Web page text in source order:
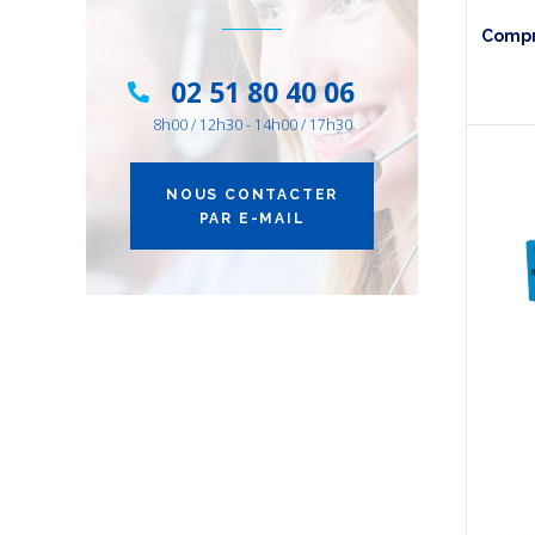
02 51 80 40 06
8h00 / 12h30 - 14h00 / 17h30
NOUS CONTACTER
PAR E-MAIL